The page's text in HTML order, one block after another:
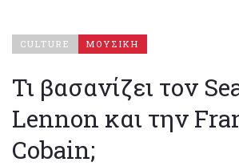
CULTURE ΜΟΥΣΙΚΗ
Τι βασανίζει τον
Lennon και την
Cobain;